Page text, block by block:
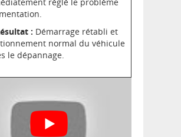
: Démarrage rétabli et
normal du véhicule
le dépannage.